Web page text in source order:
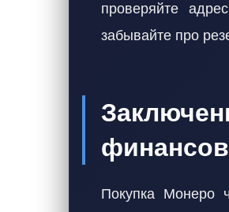
проверяйте
забывайте про
Покупка Монеро